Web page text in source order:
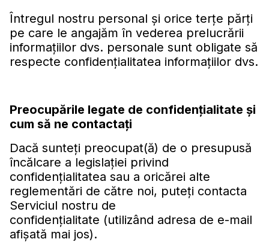
Întregul nostru personal şi orice terţe părţi
pe care le angajăm în vederea prelucrării
informaţiilor dvs. personale sunt obligate să
respecte confidenţialitatea informaţiilor dvs.
Preocupările legate de confidenţialitate şi
cum să ne contactaţi
Dacă sunteţi preocupat(ă) de o presupusă
încălcare a legislaţiei privind
confidenţialitatea sau a oricărei alte
reglementări de către noi, puteţi contacta
Serviciul nostru de
confidenţialitate (utilizând adresa de e-mail
afișată mai jos).